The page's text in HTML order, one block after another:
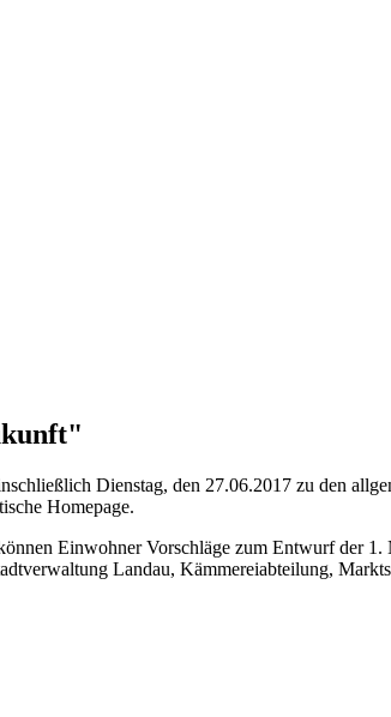
Dienstag, den 27.06.2017 zu den
Homepage.
Einwohner Vorschläge zum Entwurf der 1.
Landau, Kämmereiabteilung,